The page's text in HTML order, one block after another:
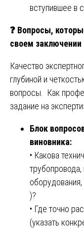
вступившее в
❓ Вопросы,
своем заключении
Качество
глубиной и
вопросы. Как
задание на
Блок
виновника:
• Какова
трубопровода,
)?
• Где точно
(указать